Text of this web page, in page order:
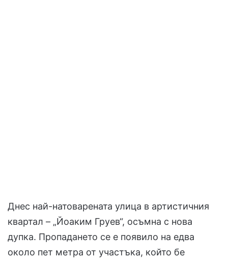
Днес най-натоварената улица в артистичния
квартал – „Йоаким Груев“, осъмна с нова
дупка. Пропадането се е появило на едва
около пет метра от участъка, който бе